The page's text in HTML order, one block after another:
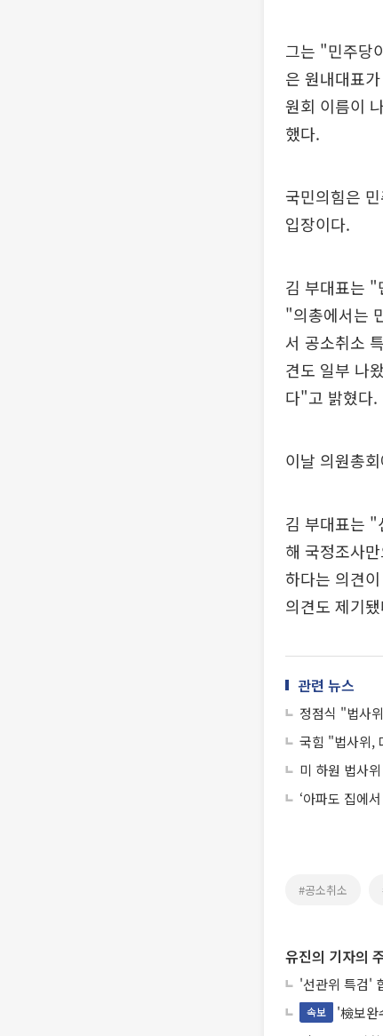
그는 "민주당
은 원내대표
원회 이름이
했다.
국민의힘은
입장이다.
김 부대표는 "
"의총에서는
서 공소취소
견도 일부 나
다"고 밝혔다.
이날 의원총
김 부대표는 "
해 국정조사
하다는 의견
의견도 제기
관련 뉴스
정점식 "법사
국힘 "법사위,
미 하원 법사
‘아파도 집에
#공소취소
유진의 기자의
'선관위 특검'
속보
'檢보완